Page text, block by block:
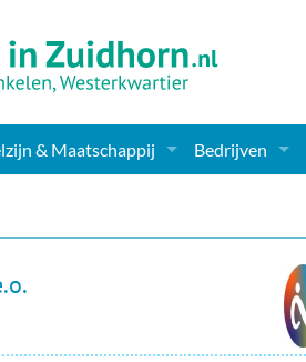
& Maatschappij
& Zorg
Bedrijven
Dieren & Tuin